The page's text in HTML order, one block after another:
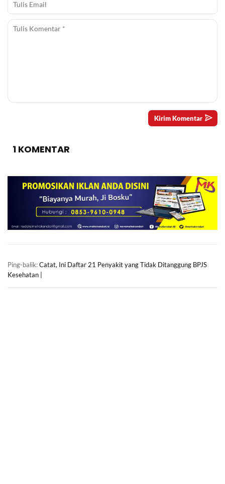
1 KOMENTAR
Ping-balik:Catat, Ini Daftar 21 Penyakit yang Tidak Ditanggung BPJS
Kesehatan |